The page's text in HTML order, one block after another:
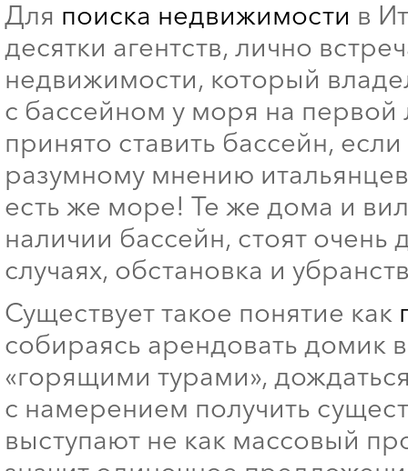
Для поиска недвижимости в
десятки агентств, лично
недвижимости, который
с бассейном у моря на
принято ставить бассейн,
разумному мнению
есть же море! Те же дома и
наличии бассейн, стоят очень
случаях, обстановка и
Существует такое понятие как
собираясь арендовать домик
«горящими турами»,
с намерением получить
выступают не как массовый